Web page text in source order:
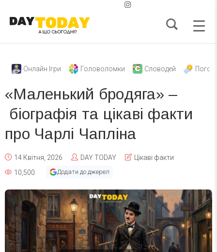
Онлайн Ігри Головоломки Словодей
«Маленький бродяга» –
біографія та цікаві факти
про Чарлі Чапліна
14 Квітня, 2026 DAY TODAY
Цікаві факти
10,500
Додати до джерел